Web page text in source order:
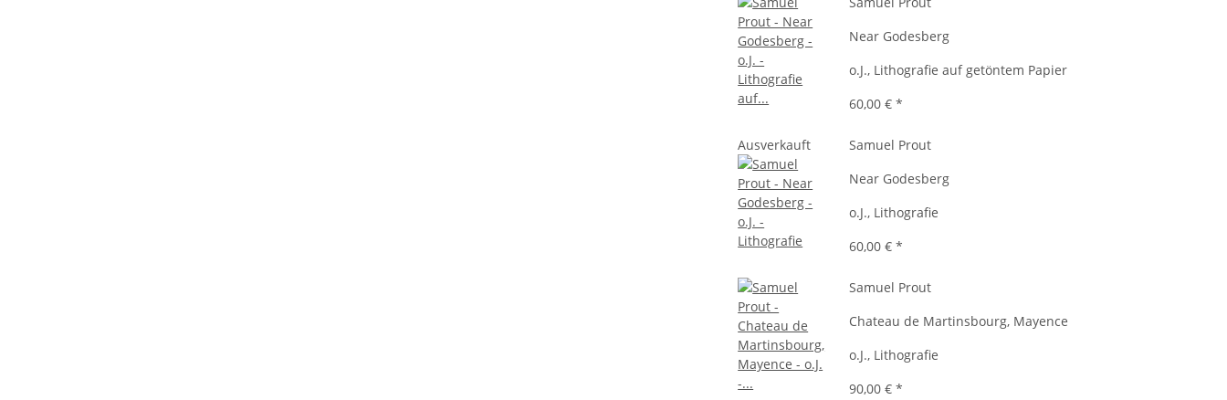
Near Godesberg
o.J., Lithografie auf getöntem Papier
60,00 €*
Ausverkauft
Samuel Prout
Near Godesberg
o.J., Lithografie
60,00 €*
Samuel Prout
Chateau de Martinsbourg, Mayence
o.J., Lithografie
90,00 €*